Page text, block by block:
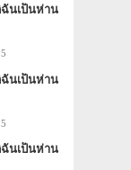
นเป็นห่าน
นเป็นห่าน
นเป็นห่าน